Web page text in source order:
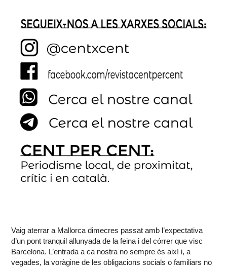
Vaig aterrar a Mallorca dimecres passat amb l’expectativa
d’un pont tranquil allunyada de la feina i del córrer que visc
Barcelona. L’entrada a ca nostra no sempre és així i, a
vegades, la voràgine de les obligacions socials o familiars no